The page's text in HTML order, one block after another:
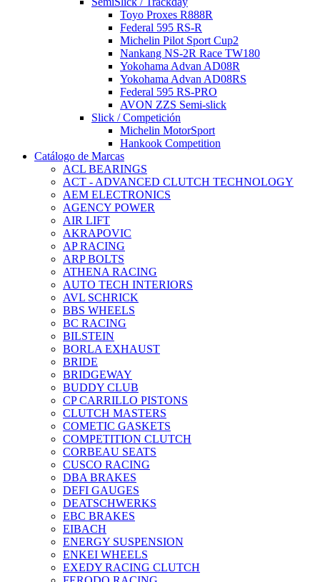
Toyo Proxes R888R
Federal 595 RS-R
Michelin Pilot Sport Cup2
Nankang NS-2R Race TW180
Yokohama Advan AD08R
Yokohama Advan AD08RS
Federal 595 RS-PRO
AVON ZZS Semi-slick
Slick / Competición
Michelin MotorSport
Hankook Competition
Catálogo de Marcas
ACL BEARINGS
ACT - ADVANCED CLUTCH TECHNOLOGY
AEM ELECTRONICS
AGENCY POWER
AIR LIFT
AKRAPOVIC
AP RACING
ARP BOLTS
ATHENA RACING
AUTO TECH INTERIORS
AVL SCHRICK
BBS WHEELS
BC RACING
BILSTEIN
BORLA EXHAUST
BRIDE
BRIDGEWAY
BUDDY CLUB
CP CARRILLO PISTONS
CLUTCH MASTERS
COMETIC GASKETS
COMPETITION CLUTCH
CORBEAU SEATS
CUSCO RACING
DBA BRAKES
DEFI GAUGES
DEATSCHWERKS
EBC BRAKES
EIBACH
ENERGY SUSPENSION
ENKEI WHEELS
EXEDY RACING CLUTCH